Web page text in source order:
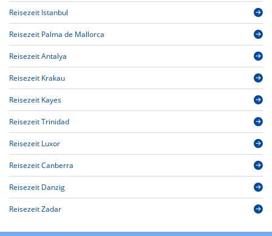
Reisezeit Istanbul
Reisezeit Palma de Mallorca
Reisezeit Antalya
Reisezeit Krakau
Reisezeit Kayes
Reisezeit Trinidad
Reisezeit Luxor
Reisezeit Canberra
Reisezeit Danzig
Reisezeit Zadar